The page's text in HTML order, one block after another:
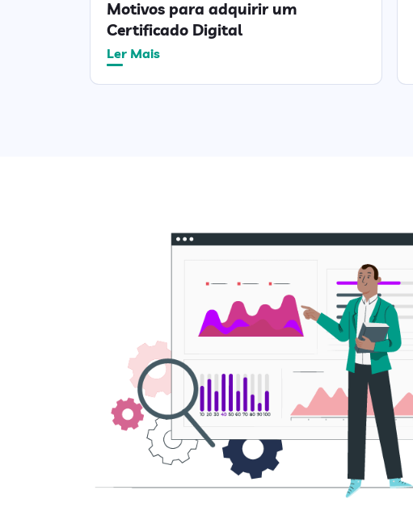
Motivos para adquirir um
Certificado Digital
Ler Mais